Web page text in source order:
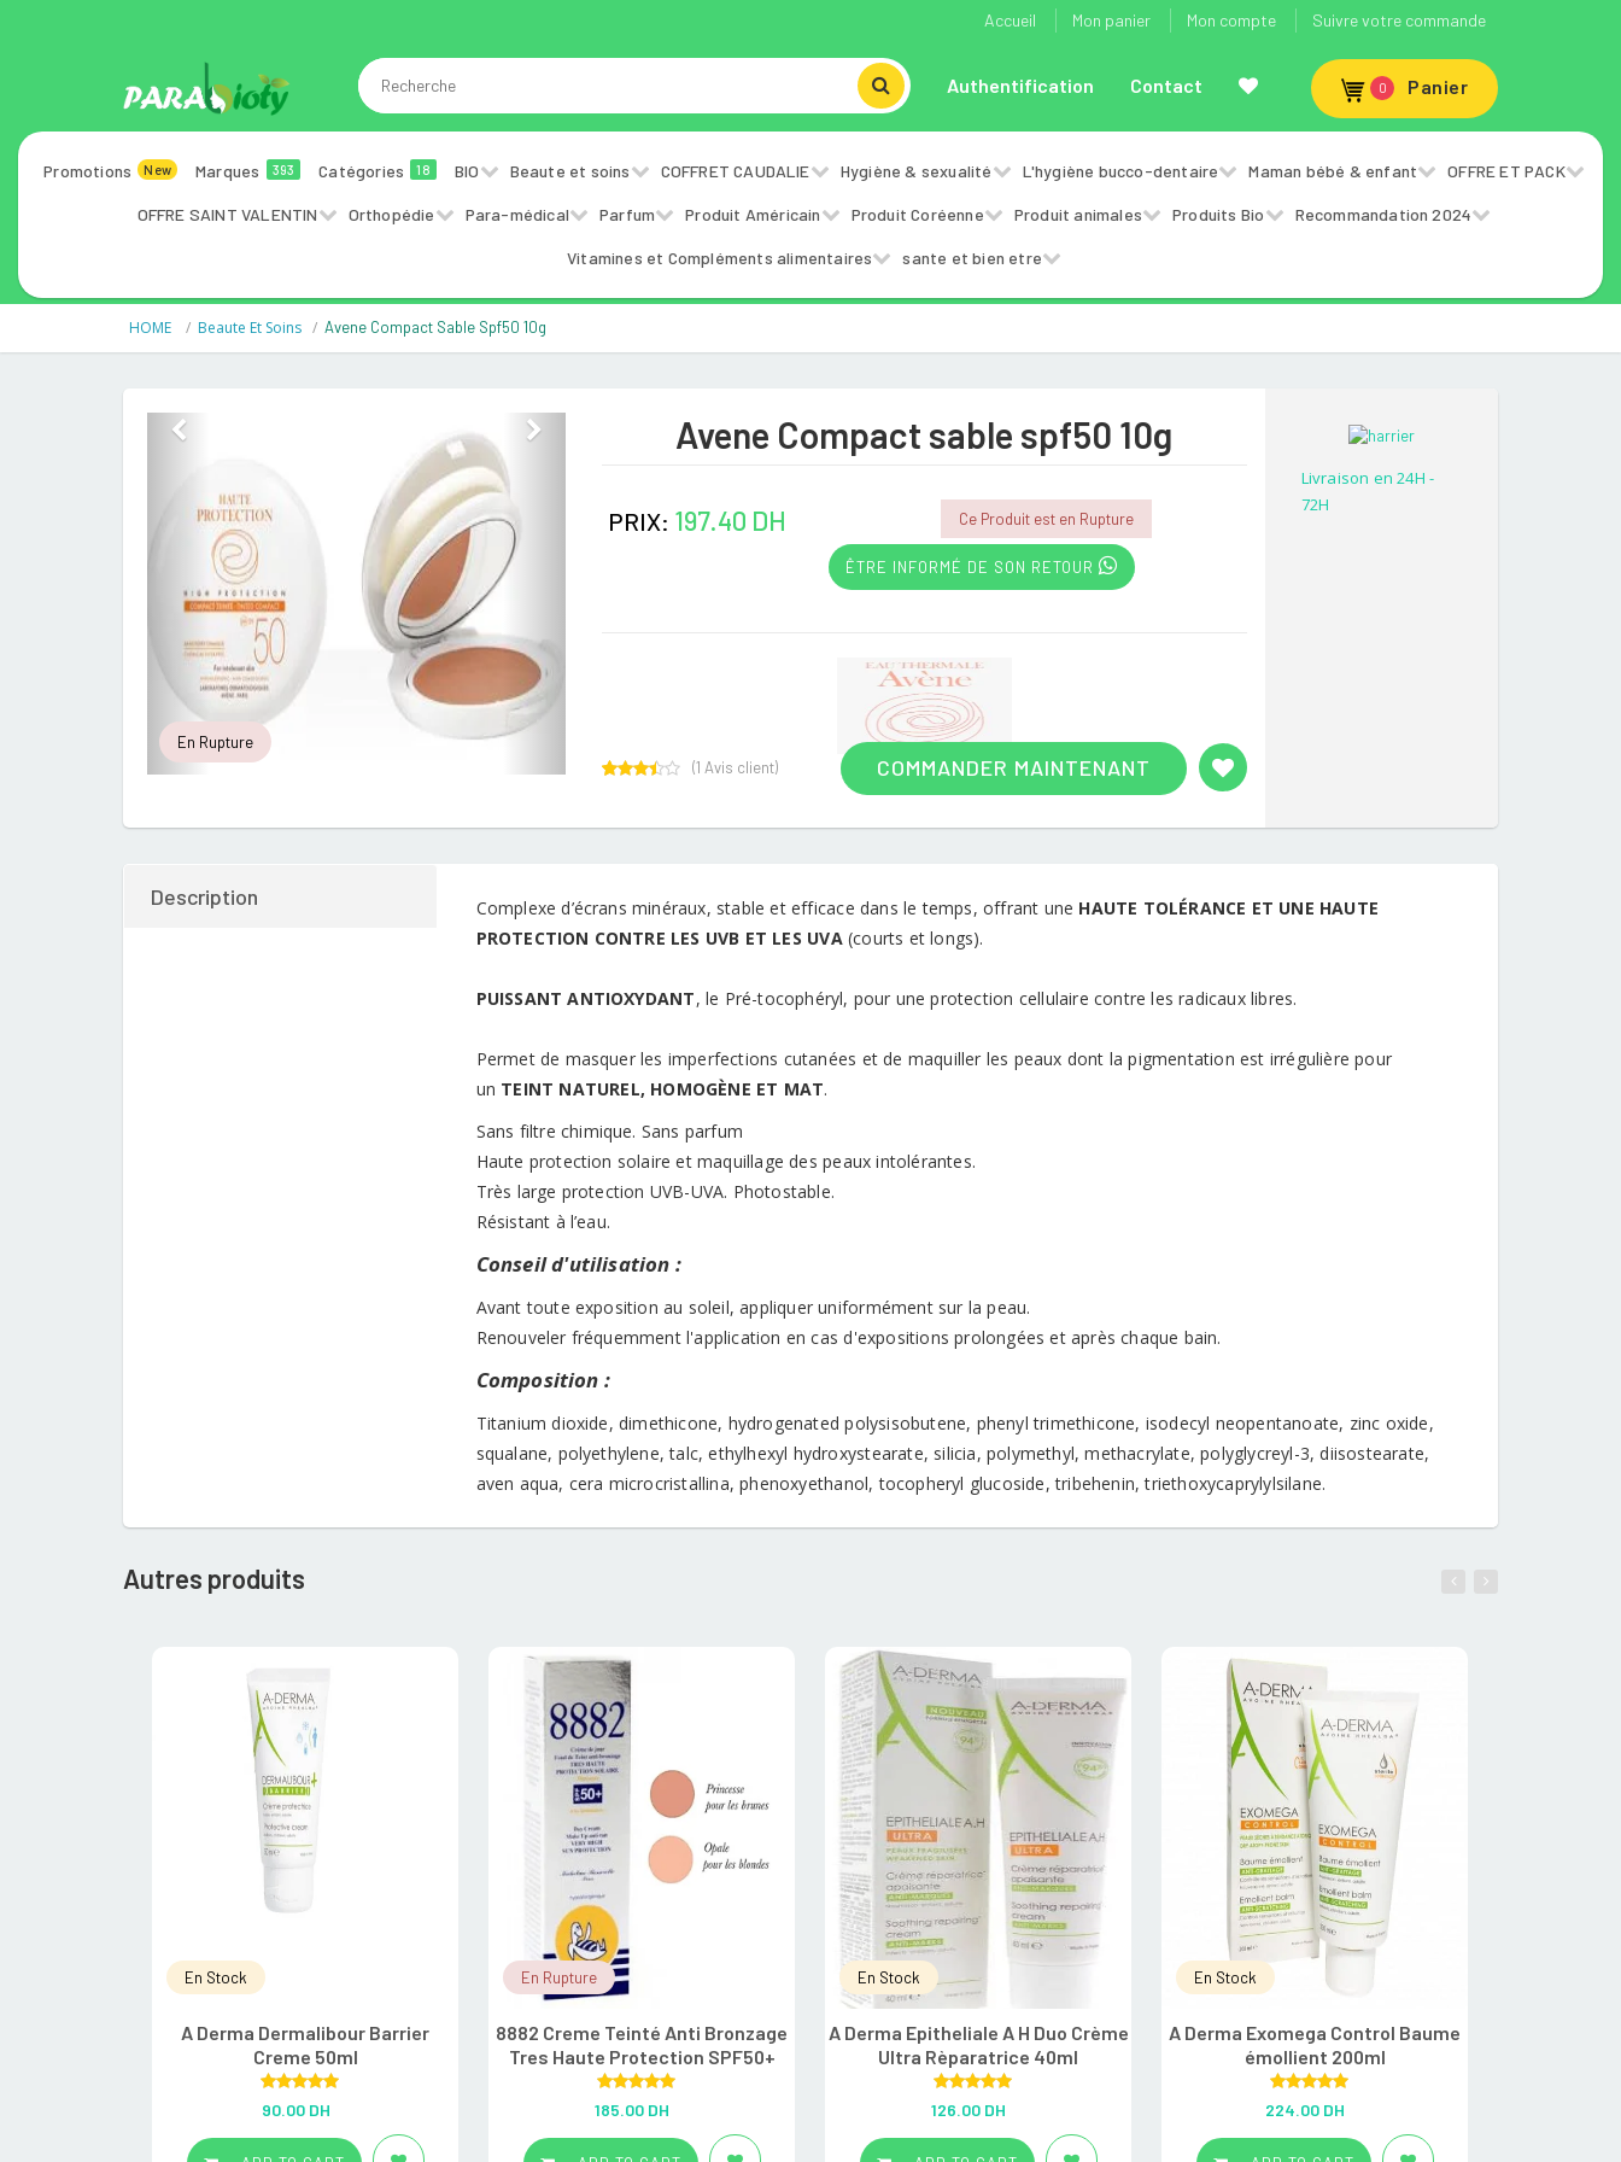
Accueil Mon panier Mon compte Suivre votre commande
Authentification Contact 0 Panier
Promotions New Marques 393 Catégories 18 BIO Beaute et soins COFFRET CAUDALIE Hygiène & sexualité L'hygiène bucco-dentaire Maman bébé & enfant OFFRE ET PACK
OFFRE SAINT VALENTIN Orthopédie Para-médical Parfum Produit Américain Produit Coréenne Produit animales Produits Bio Recommandation 2024
Vitamines et Compléments alimentaires sante et bien etre
HOME Beaute Et Soins Avene Compact Sable Spf50 10g
Previous
En Rupture
Avene Compact sable spf50 10g
PRIX: 197.40 DH Ce Produit est en Rupture
ÊTRE INFORMÉ DE SON RETOUR
COMMANDER MAINTENANT
out of
customer
rating
(1 Avis client)
Livraison en 24H -
72H
Description Complexe d’écrans minéraux, stable et efficace dans le temps, offrant une HAUTE TOLÉRANCE ET UNE HAUTE
PROTECTION CONTRE LES UVB ET LES UVA(courts et longs).
PUISSANT ANTIOXYDANT, le Pré-tocophéryl, pour une protection cellulaire contre les radicaux libres.
Permet de masquer les imperfections cutanées et de maquiller les peaux dont la pigmentation est irrégulière pour
un TEINT NATUREL, HOMOGÈNE ET MAT.
Sans filtre chimique. Sans parfum
Haute protection solaire et maquillage des peaux intolérantes.
Très large protection UVB-UVA. Photostable.
Résistant à l’eau.
Conseil d'utilisation :
Avant toute exposition au soleil, appliquer uniformément sur la peau.
Renouveler fréquemment l'application en cas d'expositions prolongées et après chaque bain.
Composition :
Titanium dioxide, dimethicone, hydrogenated polysisobutene, phenyl trimethicone, isodecyl neopentanoate, zinc oxide,
squalane, polyethylene, talc, ethylhexyl hydroxystearate, silicia, polymethyl, methacrylate, polyglycreyl-3, diisostearate,
aven aqua, cera microcristallina, phenoxyethanol, tocopheryl glucoside, tribehenin, triethoxycaprylylsilane.
Autres produits
En Stock
A Derma Dermalibour Barrier
Creme 50ml
Rated5.00
out of 5
90.00 DH
En Rupture
8882 Creme Teinté Anti Bronzage
Tres Haute Protection SPF50+
Rated 5.00
out of 5
185.00 DH
En Stock
A Derma Epitheliale A H Duo Crème
Ultra Rèparatrice 40ml
Rated 5.00
out of 5
126.00 DH
En Stock
A Derma Exomega Control Baume
émollient 200ml
Rated 5.00
out of 5
224.00 DH